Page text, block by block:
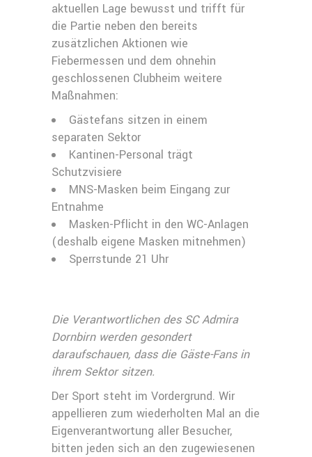
aktuellen Lage bewusst und trifft für
die Partie neben den bereits
zusätzlichen Aktionen wie
Fiebermessen und dem ohnehin
geschlossenen Clubheim weitere
Maßnahmen:
Gästefans sitzen in einem
separaten Sektor
Kantinen-Personal trägt
Schutzvisiere
MNS-Masken beim Eingang zur
Entnahme
Masken-Pflicht in den WC-Anlagen
(deshalb eigene Masken mitnehmen)
Sperrstunde 21 Uhr
Die Verantwortlichen des SC Admira
Dornbirn werden gesondert
daraufschauen, dass die Gäste-Fans in
ihrem Sektor sitzen.
Der Sport steht im Vordergrund. Wir
appellieren zum wiederholten Mal an die
Eigenverantwortung aller Besucher,
bitten jeden sich an den zugewiesenen